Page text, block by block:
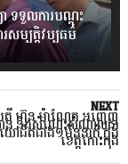
ទទួលការបណ្តុះ
សម្បត្តិវប្បធម៌
NEXT
តី ហ៊ុន ម៉ាណែត អញ្ជើញ
ាន និងសំណេះសំណាលជា
ោជិតជាង១ម៉ឺននាក់ ក្នុង
ខេត្តកោះកុង